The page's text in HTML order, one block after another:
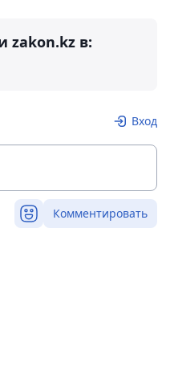
zakon.kz в:
Вход
Комментировать